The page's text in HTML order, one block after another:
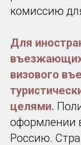
комиссию
Для
въезжающих
визового
целями.
оформлении
Россию.